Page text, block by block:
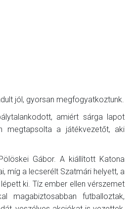
jól, gyorsan megfogyatkoztunk.
amiért sárga lapot
megtapsolta a játékvezetőt, aki
Gábor. A kiállított Katona
míg a lecserélt Szatmári helyett, a
ki. Tíz ember ellen vérszemet
magabiztosabban futballoztak,